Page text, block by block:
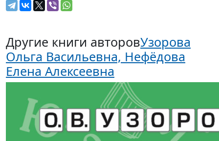
Другие книги авторовУзорова
Ольга Васильевна, Нефёдова
Елена Алексеевна